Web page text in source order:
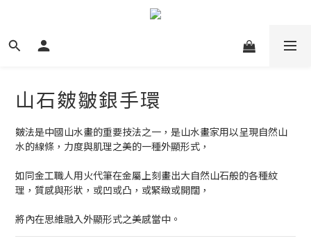
山石皴皺銀手環
皴法是中國山水畫的重要技法之一，是山水畫家用以呈現自然山
水的線條，力度與肌理之美的一種外顯形式，
如同金工職人用火代筆在金屬上刻畫出大自然山石般的各種紋
理，質感與形狀，或凹或凸，或緊緻或開闊，
將內在思維融入外顯形式之美感當中。